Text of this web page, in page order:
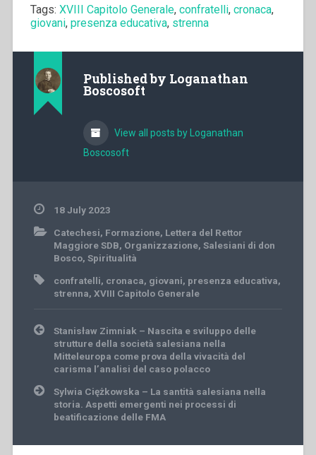
Tags: XVIII Capitolo Generale, confratelli, cronaca,
giovani, presenza educativa, strenna
Published by Loganathan
Boscosoft
View all posts by Loganathan
Boscosoft
18 July 2023
Catechesi, Formazione, Lettera del Rettor
Maggiore SDB, Organizzazione, Salesiani di don
Bosco, Spiritualità
confratelli, cronaca, giovani, presenza educativa,
strenna, XVIII Capitolo Generale
Post
navigation
Stanisław Zimniak – Nascita e sviluppo delle
strutture della società salesiana nella
Mitteleuropa come prova della vivacità del
carisma l’analisi del caso polacco
Sylwia Ciężkowska – La santità salesiana nella
storia. Aspetti emergenti nei processi di
beatificazione delle FMA